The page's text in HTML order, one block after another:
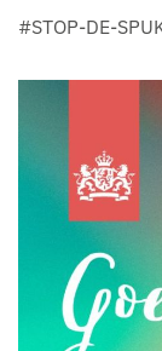
#STOP-DE-